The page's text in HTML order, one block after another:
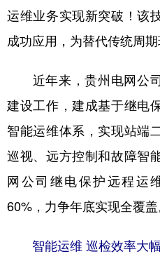
六盘水 毕节
黔南 黔西南
地方频道
北京 天津
辽宁 吉林
浙江 安徽
山东 河南
广东 广西
运维业务实现新突破！该
成功应用，为替代传统周
近年来，贵州电网公
建设工作，建成基于继电
智能运维体系，实现站端
巡视、远方控制和故障智
网公司继电保护远程运
60%，力争年底实现全覆盖
智能运维 巡检效率大